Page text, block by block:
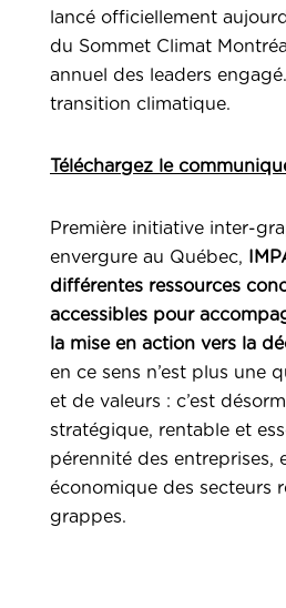
lancé officiellement
du Sommet Climat
annuel des leaders
transition climatique.
Téléchargez le
Première initiative inter-
envergure au Québec,
différentes ressources
accessibles pour
la mise en action vers la
en ce sens n’est plus une
et de valeurs : c’est
stratégique, rentable et
pérennité des entreprises,
économique des secteurs
grappes.